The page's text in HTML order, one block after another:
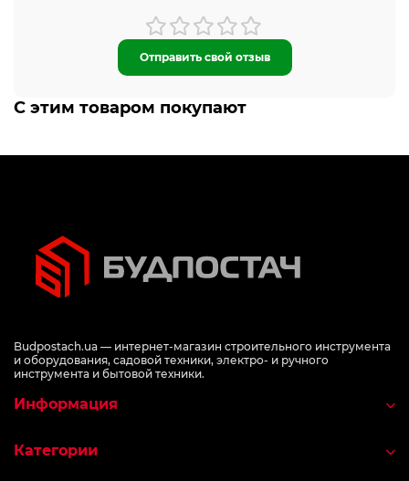
Отправить свой отзыв
С этим товаром покупают
Budpostach.ua — интернет-магазин строительного инструмента
и оборудования, садовой техники, электро- и ручного
инструмента и бытовой техники.
Информация
Категории